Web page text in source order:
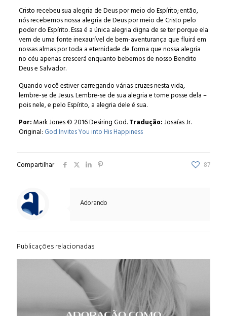
Cristo recebeu sua alegria de Deus por meio do Espírito; então,
nós recebemos nossa alegria de Deus por meio de Cristo pelo
poder do Espírito. Essa é a única alegria digna de se ter porque ela
vem de uma fonte inexaurível de bem-aventurança que fluirá em
nossas almas por toda a eternidade de forma que nossa alegria
no céu apenas crescerá enquanto bebemos de nosso Bendito
Deus e Salvador.
Quando você estiver carregando várias cruzes nesta vida,
lembre-se de Jesus. Lembre-se de sua alegria e tome posse dela –
pois nele, e pelo Espírito, a alegria dele é sua.
Por:Mark Jones © 2016 Desiring God.Tradução:Josaías Jr.
Original: God Invites You into His Happiness
Compartilhar 87
Adorando
Publicações relacionadas